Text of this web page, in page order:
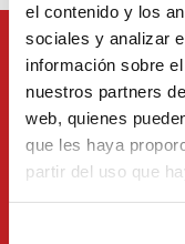
el contenido y los
sociales y analizar
información sobre
nuestros partners
web, quienes
que les haya
partir del uso que
Abonnez-